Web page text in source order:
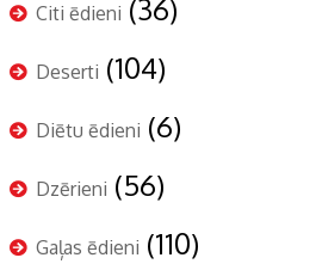
Citi ēdieni (36)
Deserti (104)
Diētu ēdieni (6)
Dzērieni (56)
Gaļas ēdieni (110)